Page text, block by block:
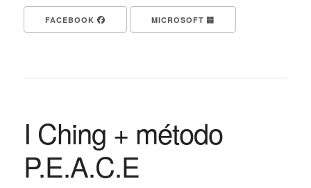
FACEBOOK MICROSOFT
I Ching + método
P.E.A.C.E